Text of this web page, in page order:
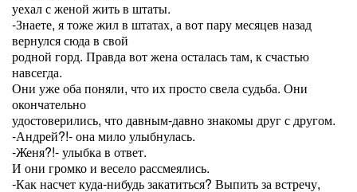
уехал с женой жить в штаты.
-Знаете, я тоже жил в штатах, а вот пару месяцев назад
вернулся сюда в свой
родной горд. Правда вот жена осталась там, к счастью
навсегда.
Они уже оба поняли, что их просто свела судьба. Они
окончательно
удостоверились, что давным-давно знакомы друг с другом.
-Андрей?!- она мило улыбнулась.
-Женя?!- улыбка в ответ.
И они громко и весело рассмеялись.
-Как насчет куда-нибудь закатиться? Выпить за встречу,